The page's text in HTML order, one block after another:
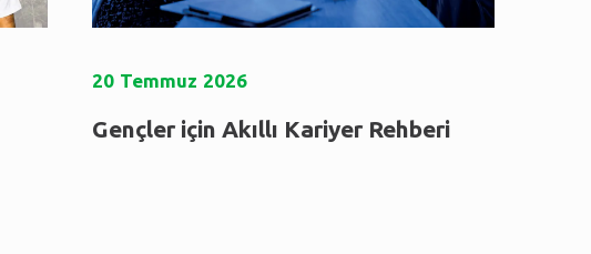
20 Temmuz 2026
Gençler için Akıllı Kariyer Rehberi